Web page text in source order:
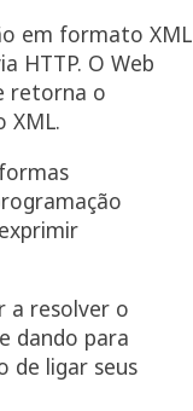
em formato XML
HTTP. O Web
retorna o
XML.
a resolver o
dando para
de ligar seus